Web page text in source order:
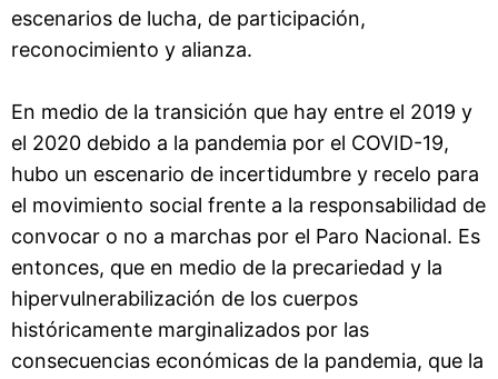
escenarios de lucha, de participación,
reconocimiento y alianza.
En medio de la transición que hay entre el 2019 y
el 2020 debido a la pandemia por el COVID-19,
hubo un escenario de incertidumbre y recelo para
el movimiento social frente a la responsabilidad de
convocar o no a marchas por el Paro Nacional. Es
entonces, que en medio de la precariedad y la
hipervulnerabilización de los cuerpos
históricamente marginalizados por las
consecuencias económicas de la pandemia, que la